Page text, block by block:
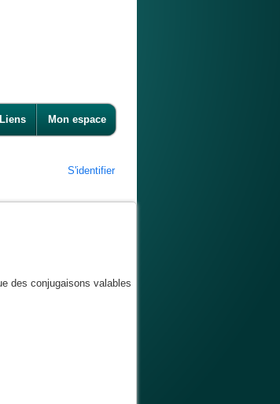
Liens Mon espace
S'identifier
des conjugaisons valables